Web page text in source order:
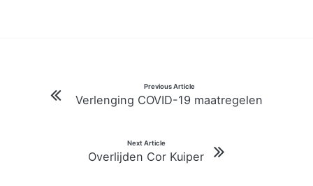
navigatie
Previous Article
Verlenging COVID-19 maatregelen
Next Article
Overlijden Cor Kuiper